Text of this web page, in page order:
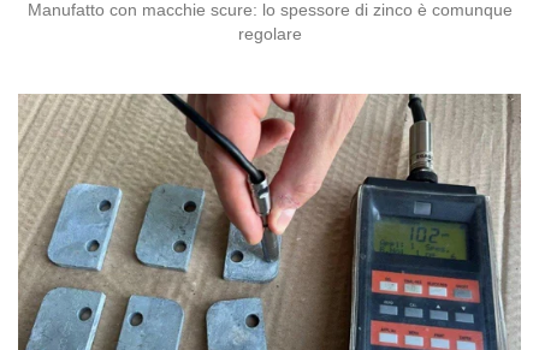
Manufatto con macchie scure: lo spessore di zinco è comunque
regolare